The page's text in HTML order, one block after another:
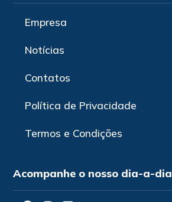
Empresa
Notícias
Contatos
Política de Privacidade
Termos e Condições
Acompanhe o nosso dia-a-dia